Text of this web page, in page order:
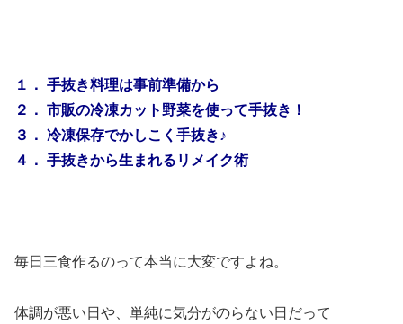
１． 手抜き料理は事前準備から
２． 市販の冷凍カット野菜を使って手抜き！
３． 冷凍保存でかしこく手抜き♪
４． 手抜きから生まれるリメイク術
毎日三食作るのって本当に大変ですよね。
体調が悪い日や、単純に気分がのらない日だって